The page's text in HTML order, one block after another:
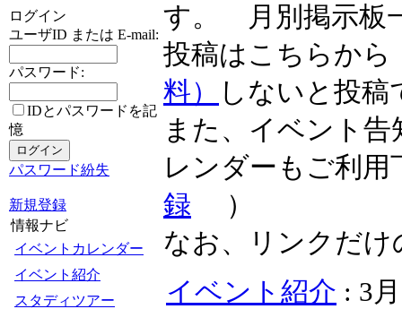
ログイン
ユーザID または E-mail:
パスワード:
IDとパスワードを記
憶
パスワード紛失
新規登録
情報ナビ
イベントカレンダー
イベント紹介
スタディツアー
す。 月別掲示
投稿はこちらか
料）
しないと投
また、イベント
レンダーもご利
録 ）
なお、リンクだ
イベント紹介 : 3